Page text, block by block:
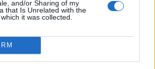
and/or Sharing of my
that Is Unrelated with the
it was collected.
és főleg hogy illatozzon.
be,